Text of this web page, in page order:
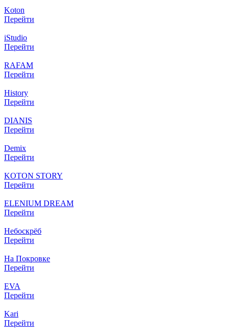
Koton
Перейти
iStudio
Перейти
RAFAM
Перейти
History
Перейти
DIANIS
Перейти
Demix
Перейти
KOTON STORY
Перейти
ELENIUM DREAM
Перейти
Небоскрёб
Перейти
На Покровке
Перейти
EVA
Перейти
Kari
Перейти